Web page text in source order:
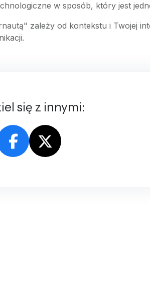
w sposób, który jest
zależy od kontekstu i Twojej
się z innymi: